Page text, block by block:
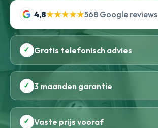
4,8★★★★★568 Google reviews
✓ Gratis telefonisch advies
✓ 3 maanden garantie
✓ Vaste prijs vooraf